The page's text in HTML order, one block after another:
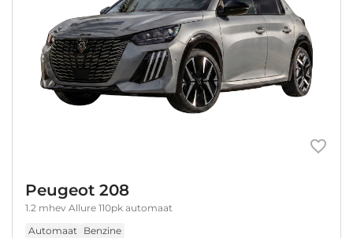
Peugeot 208
1.2 mhev Allure 110pk automaat
Automaat Benzine